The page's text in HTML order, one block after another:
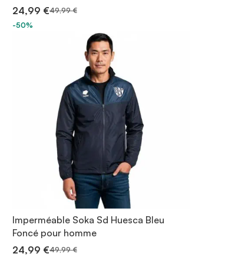
24,99 €49,99 €
-50%
Imperméable Soka Sd Huesca Bleu
Foncé pour homme
24,99 €49,99 €